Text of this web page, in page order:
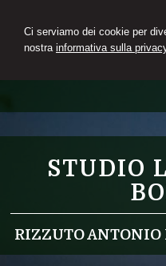
Ci serviamo dei cookie per
nostra informativa sulla
STUDIO
RIZZUTO ANTONIO